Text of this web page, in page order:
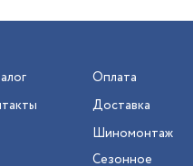
Оплата
Доставка
Шиномонтаж
Сезонное